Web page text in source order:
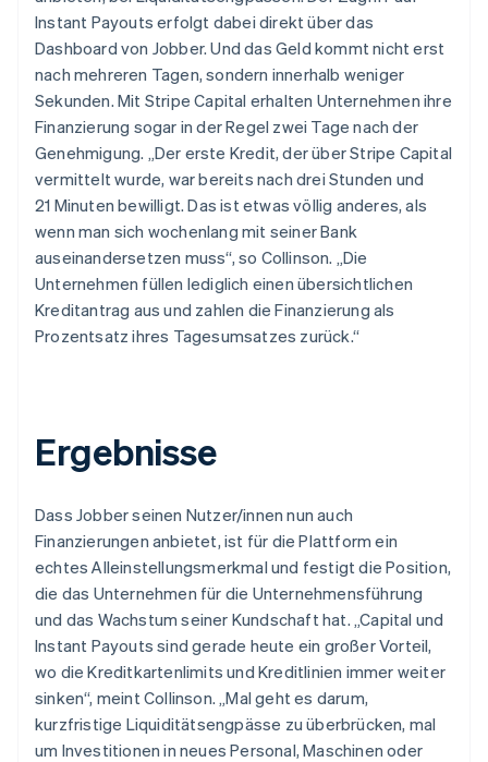
Instant Payouts erfolgt dabei direkt über das
Dashboard von Jobber. Und das Geld kommt nicht erst
nach mehreren Tagen, sondern innerhalb weniger
Sekunden. Mit Stripe Capital erhalten Unternehmen ihre
Finanzierung sogar in der Regel zwei Tage nach der
Genehmigung. „Der erste Kredit, der über Stripe Capital
vermittelt wurde, war bereits nach drei Stunden und
21 Minuten bewilligt. Das ist etwas völlig anderes, als
wenn man sich wochenlang mit seiner Bank
auseinandersetzen muss“, so Collinson. „Die
Unternehmen füllen lediglich einen übersichtlichen
Kreditantrag aus und zahlen die Finanzierung als
Prozentsatz ihres Tagesumsatzes zurück.“
Ergebnisse
Dass Jobber seinen Nutzer/innen nun auch
Finanzierungen anbietet, ist für die Plattform ein
echtes Alleinstellungsmerkmal und festigt die Position,
die das Unternehmen für die Unternehmensführung
und das Wachstum seiner Kundschaft hat. „Capital und
Instant Payouts sind gerade heute ein großer Vorteil,
wo die Kreditkartenlimits und Kreditlinien immer weiter
sinken“, meint Collinson. „Mal geht es darum,
kurzfristige Liquiditätsengpässe zu überbrücken, mal
um Investitionen in neues Personal, Maschinen oder